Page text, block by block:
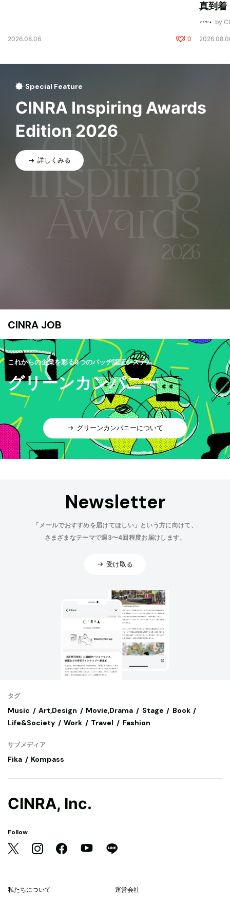
2026.08.06 0
真到着
by
Special Feature
CINRA Inspiring Awards
Edition 2026
詳しくみる
CINRA JOB
これからの企業を彩る9つのバッヂ認証システム
グリーンカンパニー
グリーンカンパニーについて
Newsletter
「メールでおすすめを届けてほしい」という方に向けて、
さまざまなテーマで週3〜4回程度お届けします。
受け取る
タグ
Music Art,Design Movie,Drama Stage
Book
Life&Society
Work Travel Fashion
サブメディア
Fika Kompass
CINRA, Inc.
Follow
私たちについて 運営会社